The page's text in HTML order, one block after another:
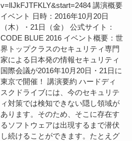
v=lIJkFJTFKLY&start=2484 講演概要
イベント 日時：2016年10月20日
（木）・21日（金） 公式サイト：
CODE BLUE 2016 イベント概要：世
界トップクラスのセキュリティ専門
家による日本発の情報セキュリティ
国際会議が2016年10月20日・21日に
東京で開催！ 講演要約 ハードディ
スクドライブには、今のセキュリテ
ィ対策では検知できない隠し領域が
あります。そのため、そこに存在す
るソフトウェアは出現するまで潜伏
し続けることができます。たとえグ